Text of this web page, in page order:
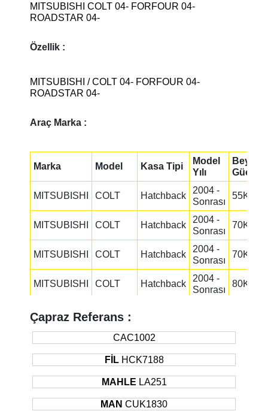
MITSUBISHI COLT 04- FORFOUR 04-
ROADSTAR 04-
Özellik :
MITSUBISHI / COLT 04- FORFOUR 04-
ROADSTAR 04-
Araç Marka :
Marka Model Kasa Tipi
Model
Yılı
Beygir
Gücü
MITSUBISHI COLT Hatchback
2004 -
Sonrası
55KW
MITSUBISHI COLT Hatchback
2004 -
Sonrası
70KW
MITSUBISHI COLT Hatchback
2004 -
Sonrası
70KW
MITSUBISHI COLT Hatchback
2004 -
Sonrası
80KW
MITSUBISHI COLT
MITSUBISHI COLT Hatchback 55KW
2008 -
Sonrası
MITSUBISHI COLT Hatchback
2008 -
110KW
Çapraz Referans :
CAC1002
FİL HCK7188
MAHLE LA251
MAN CUK1830